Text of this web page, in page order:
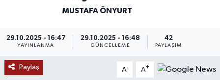
MUSTAFA ÖNYURT
29.10.2025 - 16:47
YAYINLANMA
29.10.2025 - 16:48
GÜNCELLEME
42
PAYLAŞIM
Paylaş A- A+
Süper Lig Puan Durumu ve Fikstür
Tüm Manşetler